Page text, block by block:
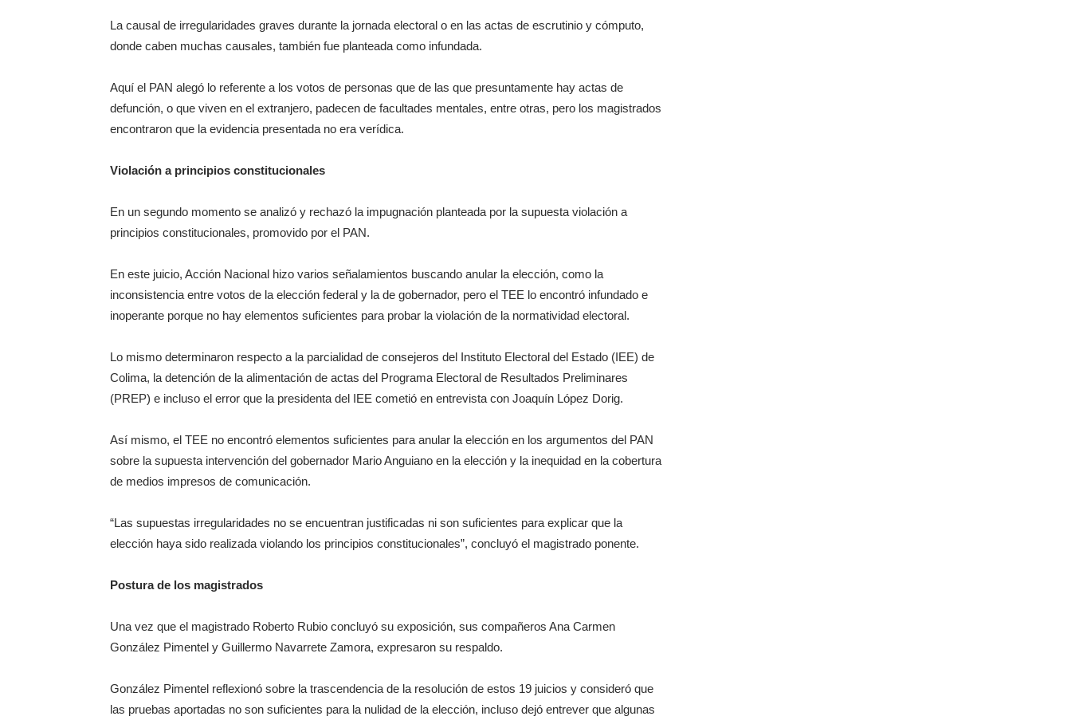
La causal de irregularidades graves durante la jornada electoral o en las actas de escrutinio y cómputo,
donde caben muchas causales, también fue planteada como infundada.
Aquí el PAN alegó lo referente a los votos de personas que de las que presuntamente hay actas de
defunción, o que viven en el extranjero, padecen de facultades mentales, entre otras, pero los magistrados
encontraron que la evidencia presentada no era verídica.
Violación a principios constitucionales
En un segundo momento se analizó y rechazó la impugnación planteada por la supuesta violación a
principios constitucionales, promovido por el PAN.
En este juicio, Acción Nacional hizo varios señalamientos buscando anular la elección, como la
inconsistencia entre votos de la elección federal y la de gobernador, pero el TEE lo encontró infundado e
inoperante porque no hay elementos suficientes para probar la violación de la normatividad electoral.
Lo mismo determinaron respecto a la parcialidad de consejeros del Instituto Electoral del Estado (IEE) de
Colima, la detención de la alimentación de actas del Programa Electoral de Resultados Preliminares
(PREP) e incluso el error que la presidenta del IEE cometió en entrevista con Joaquín López Dorig.
Así mismo, el TEE no encontró elementos suficientes para anular la elección en los argumentos del PAN
sobre la supuesta intervención del gobernador Mario Anguiano en la elección y la inequidad en la cobertura
de medios impresos de comunicación.
“Las supuestas irregularidades no se encuentran justificadas ni son suficientes para explicar que la
elección haya sido realizada violando los principios constitucionales”, concluyó el magistrado ponente.
Postura de los magistrados
Una vez que el magistrado Roberto Rubio concluyó su exposición, sus compañeros Ana Carmen
González Pimentel y Guillermo Navarrete Zamora, expresaron su respaldo.
González Pimentel reflexionó sobre la trascendencia de la resolución de estos 19 juicios y consideró que
las pruebas aportadas no son suficientes para la nulidad de la elección, incluso dejó entrever que algunas